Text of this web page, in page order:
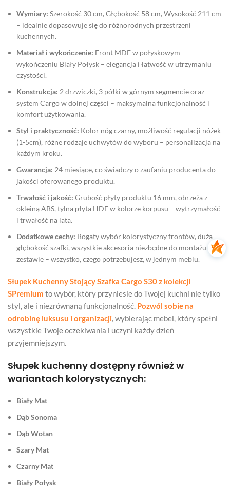
Wymiary: Szerokość 30 cm, Głębokość 58 cm, Wysokość 211 cm
– idealnie dopasowuje się do różnorodnych przestrzeni
kuchennych.
Materiał i wykończenie: Front MDF w połyskowym
wykończeniu Biały Połysk – elegancja i łatwość w utrzymaniu
czystości.
Konstrukcja: 2 drzwiczki, 3 półki w górnym segmencie oraz
system Cargo w dolnej części – maksymalna funkcjonalność i
komfort użytkowania.
Styl i praktyczność: Kolor nóg czarny, możliwość regulacji nóżek
(1-5cm), różne rodzaje uchwytów do wyboru – personalizacja na
każdym kroku.
Gwarancja: 24 miesiące, co świadczy o zaufaniu producenta do
jakości oferowanego produktu.
Trwałość i jakość: Grubość płyty produktu 16 mm, obrzeża z
okleiną ABS, tylna płyta HDF w kolorze korpusu – wytrzymałość
i trwałość na lata.
Dodatkowe cechy: Bogaty wybór kolorystyczny frontów, duża
głębokość szafki, wszystkie akcesoria niezbędne do montażu w
zestawie – wszystko, czego potrzebujesz, w jednym meblu.
Słupek Kuchenny Stojący Szafka Cargo S30 z kolekcji
SPremium to wybór, który przyniesie do Twojej kuchni nie tylko
styl, ale i niezrównaną funkcjonalność. Pozwól sobie na
odrobinę luksusu i organizacji , wybierając mebel, który spełni
wszystkie Twoje oczekiwania i uczyni każdy dzień
przyjemniejszym.
Słupek kuchenny dostępny również w
wariantach kolorystycznych:
Biały Mat
Dąb Sonoma
Dąb Wotan
Szary Mat
Czarny Mat
Biały Połysk